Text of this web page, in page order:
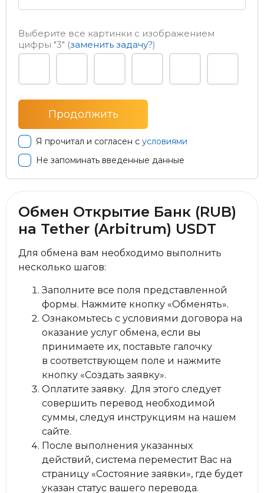
Выберите все картинки с изображением
цифры "3" (заменить задачу?)
Я прочитал и согласен с условиями
Не запоминать введенные данные
Обмен Открытие Банк (RUB)
на Tether (Arbitrum) USDT
Для обмена вам необходимо выполнить
несколько шагов:
Заполните все поля представленной
формы. Нажмите кнопку «Обменять».
Ознакомьтесь с условиями договора на
оказание услуг обмена, если вы
принимаете их, поставьте галочку
в соответствующем поле и нажмите
кнопку «Создать заявку».
Оплатите заявку. Для этого следует
совершить перевод необходимой
суммы, следуя инструкциям на нашем
сайте.
После выполнения указанных
действий, система переместит Вас на
страницу «Состояние заявки», где будет
указан статус вашего перевода.